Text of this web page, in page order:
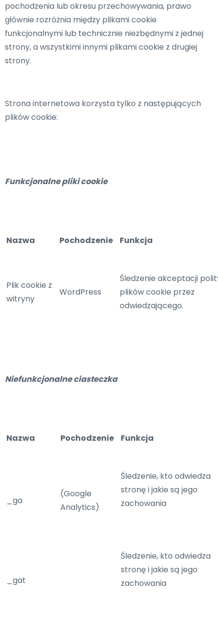
pochodzenia lub okresu przechowywania, prawo
głównie rozróżnia między plikami cookie
funkcjonalnymi lub technicznie niezbędnymi z jednej
strony, a wszystkimi innymi plikami cookie z drugiej
strony.
Strona internetowa korzysta tylko z następujących
plików cookie:
Funkcjonalne pliki cookie
Nazwa Pochodzenie Funkcja
Plik cookie z
witryny
WordPress
Śledzenie akceptacji
plików cookie przez
odwiedzającego.
Niefunkcjonalne ciasteczka
Nazwa Pochodzenie Funkcja
_ga
(Google
Analytics)
Śledzenie, kto odwiedza
stronę i jakie są jego
zachowania
_gat
Śledzenie, kto odwiedza
stronę i jakie są jego
zachowania